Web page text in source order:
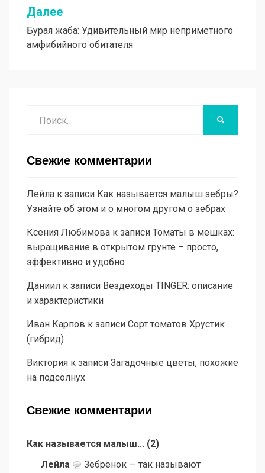
Далее
Бурая жаба: Удивительный мир неприметного
амфибийного обитателя
Свежие комментарии
Лейла к записи Как называется малыш зебры?
Узнайте об этом и о многом другом о зебрах
Ксения Любимова к записи Томаты в мешках:
выращивание в открытом грунте – просто,
эффективно и удобно
Даниил к записи Вездеходы TINGER: описание
и характеристики
Иван Карпов к записи Сорт томатов Хрустик
(гибрид)
Виктория к записи Загадочные цветы, похожие
на подсолнух
Свежие комментарии
Как называется малыш... (2)
Лейла
Зебрёнок — так называют